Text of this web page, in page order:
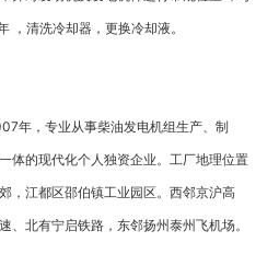
，清洗冷却器，更换冷却液。
年，专业从事柴油发电机组生产、制
体的现代化个人独资企业。工厂地理位置
，江都区邵伯镇工业园区。西邻京沪高
、北有宁启铁路，东邻扬州泰州飞机场。